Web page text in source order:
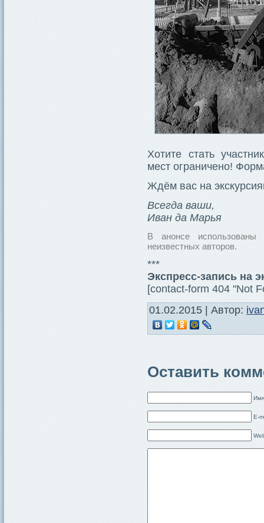
Хотите стать
мест ограничено!
Ждём вас на
Всегда ваши,
Иван да Марья
В анонсе
неизвестных авторов.
***
Экспресс-запись на
[contact-form 404 "Not
01.02.2015 | Автор:
Оставить
E-